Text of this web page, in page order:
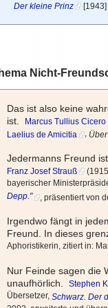
Der kleine Prinz
Nicht-
Das ist also keine
ist.
Marcus Tullius Cicero
Laelius de Amicitia
,
Jedermanns Freund
Franz Josef Strauß
bayerischer
Depp."
, präsentiert von
Irgendwo fängt in
Freund. In dieses
Aphoristikerin, zitiert in:
Nur Feinde sagen die
unaufhörlich.
Stephen
Übersetzer,Schwarz. Der